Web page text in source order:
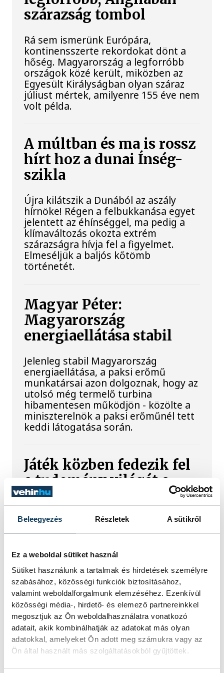
Beleegyezés Részletek A sütikről
Ez a weboldal sütiket használ
Sütiket használunk a tartalmak és hirdetések személyre
szabásához, közösségi funkciók biztosításához,
valamint weboldalforgalmunk elemzéséhez. Ezenkívül
közösségi média-, hirdető- és elemező partnereinkkel
megosztjuk az Ön weboldalhasználatra vonatkozó
adatait, akik kombinálhatják az adatokat más olyan
adatokkal, amelyeket Ön adott meg számukra vagy az
Ön által használt más szolgáltatásokból gyűjtöttek.
szárazság tombol
Rá sem ismerünk Európára,
kontinensszerte rekordokat dönt a
hőség. Magyarország a legforróbb
országok közé került, miközben az
Egyesült Királyságban olyan száraz
júliust mértek, amilyenre 155 éve nem
volt példa.
A múltban és ma is rossz
hírt hoz a dunai Ínség-
szikla
Újra kilátszik a Dunából az aszály
hírnöke! Régen a felbukkanása egyet
jelentett az éhínséggel, ma pedig a
klímaváltozás okozta extrém
szárazságra hívja fel a figyelmet.
Elmeséljük a baljós kőtömb
történetét.
Magyar Péter:
Magyarország
energiaellátása stabil
Jelenleg stabil Magyarország
energiaellátása, a paksi erőmű
munkatársai azon dolgoznak, hogy az
utolsó még termelő turbina
hibamentesen működjön - közölte a
miniszterelnök a paksi erőműnél tett
keddi látogatása során.
Játék közben fedezik fel
a tudomány világát a
veszprémi gyerekek
Látványos kísérletek, kreatív
feladatok és sok-sok élmény várja a
Labsben. Videónkban Balassa
Marietta, a központ vezetője mutatja
be, hogyan teszik izgalmassá a
természettudományok
megismerését.
Augusztus 12-én
napfogyatkozás és
csillaghullás is vár ránk